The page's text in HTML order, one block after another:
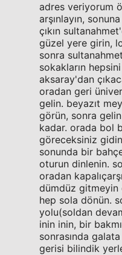
adres veriyorum
arşınlayın,
çıkın
güzel yere girin,
sonra
sokakların
aksaray'dan
oradan geri
gelin. beyazıt
görün, sonra
kadar. orada bol
göreceksiniz
sonunda bir
oturun dinlenin.
oradan
dümdüz gitmeyin
hep sola dönün.
yolu(soldan
inin inin, bir
sonrasında galata
gerisi bilindik